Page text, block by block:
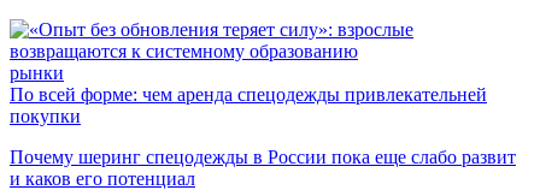
рынки
По всей форме: чем аренда спецодежды привлекательней
покупки
Почему шеринг спецодежды в России пока еще слабо развит
и каков его потенциал